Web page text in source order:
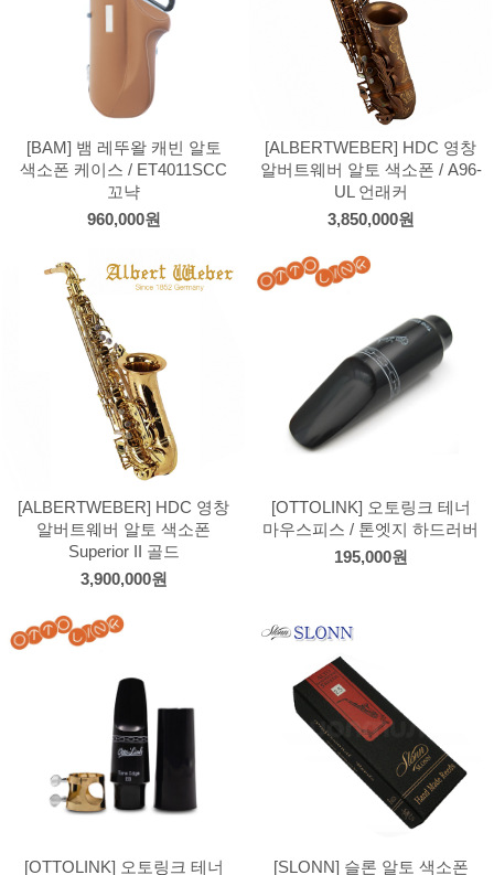
[BAM] 뱀 레뚜왈 캐빈 알토
색소폰 케이스 / ET4011SCC
꼬냑
960,000원
[ALBERTWEBER] HDC 영창
알버트웨버 알토 색소폰 / A96-
UL 언래커
3,850,000원
[ALBERTWEBER] HDC 영창
알버트웨버 알토 색소폰
Superior II 골드
3,900,000원
[OTTOLINK] 오토링크 테너
마우스피스 / 톤엣지 하드러버
195,000원
[OTTOLINK] 오토링크 테너 [SLONN] 슬론 알토 색소폰